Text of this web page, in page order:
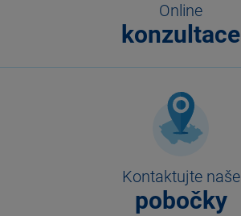
Online
konzultace
Kontaktujte naše
pobočky